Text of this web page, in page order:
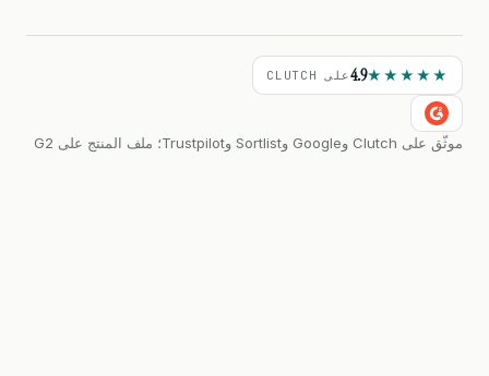
★★★★★
4.9على CLUTCH
موثّق على Clutch وGoogle وSortlist وTrustpilot؛ ملف المنتج على G2